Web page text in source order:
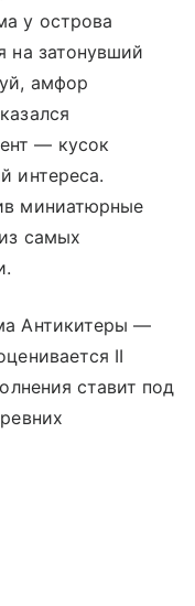
у острова
на затонувший
амфор
— кусок
интереса.
миниатюрные
самых
Антикитеры —
II
ставит под